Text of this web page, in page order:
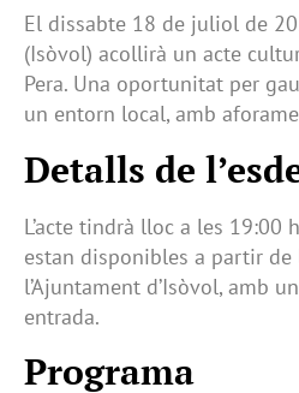
El dissabte 18 de juliol de
(Isòvol) acollirà un acte
Pera. Una oportunitat per
un entorn local, amb
Detalls de
L’acte tindrà lloc a les 19:00
estan disponibles a partir de
l’Ajuntament d’Isòvol, amb
entrada.
Programa